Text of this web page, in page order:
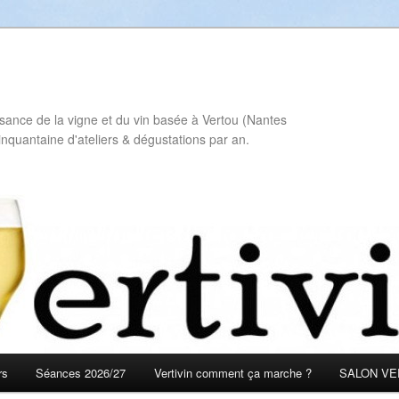
de la vigne et du vin basée à Vertou (Nantes
d'ateliers & dégustations par an.
Séances 2026/27 Vertivin comment ça marche ? SALON